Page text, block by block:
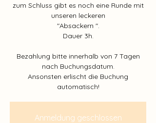
zum Schluss gibt es noch eine Runde mit
unseren leckeren
"Absackern ".
Dauer 3h.
Bezahlung bitte innerhalb von 7 Tagen
nach Buchungsdatum.
Ansonsten erlischt die Buchung
automatisch!
Anmeldung geschlossen